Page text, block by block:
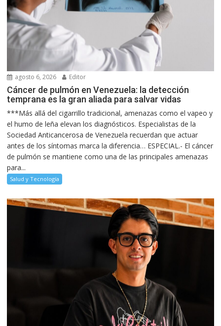
agosto 6, 2026 Editor
Cáncer de pulmón en Venezuela: la detección
temprana es la gran aliada para salvar vidas
***Más allá del cigarrillo tradicional, amenazas como el vapeo y
el humo de leña elevan los diagnósticos. Especialistas de la
Sociedad Anticancerosa de Venezuela recuerdan que actuar
antes de los síntomas marca la diferencia… ESPECIAL.- El cáncer
de pulmón se mantiene como una de las principales amenazas
para...
Salud y Tecnología